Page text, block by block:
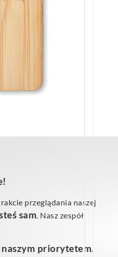
przeglądania naszej
sam. Nasz zespół
priorytetem.